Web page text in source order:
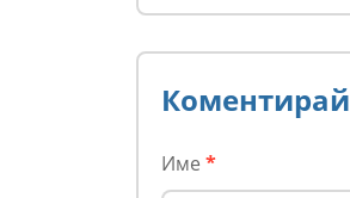
Коментирай
Име *